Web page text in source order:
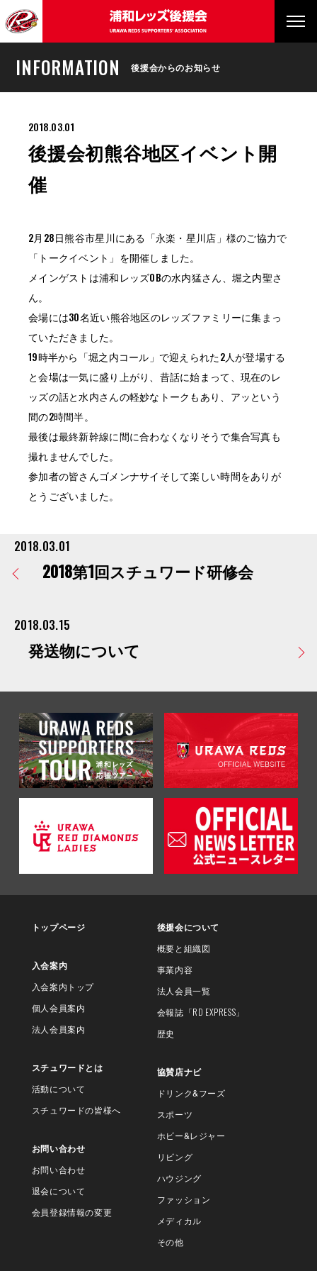
INFORMATION 後援会からのお知らせ
2018.03.01
後援会初熊谷地区イベント開
催
2月28日熊谷市星川にある「永楽・星川店」様のご協力で
「トークイベント」を開催しました。
メインゲストは浦和レッズOBの水内猛さん、堀之内聖さ
ん。
会場には30名近い熊谷地区のレッズファミリーに集まっ
ていただきました。
19時半から「堀之内コール」で迎えられた2人が登場する
と会場は一気に盛り上がり、昔話に始まって、現在のレ
ッズの話と水内さんの軽妙なトークもあり、アッという
間の2時間半。
最後は最終新幹線に間に合わなくなりそうで集合写真も
撮れませんでした。
参加者の皆さんゴメンナサイそして楽しい時間をありが
とうございました。
2018.03.01
2018第1回スチュワード研修会
2018.03.15
発送物について
トップページ
入会案内
入会案内トップ
個人会員案内
法人会員案内
スチュワードとは
活動について
スチュワードの皆様へ
お問い合わせ
お問い合わせ
退会について
会員登録情報の変更
後援会について
概要と組織図
事業内容
法人会員一覧
会報誌 「RD EXPRESS」
歴史
協賛店ナビ
ドリンク&フーズ
スポーツ
ホビー&レジャー
リビング
ハウジング
ファッション
メディカル
その他